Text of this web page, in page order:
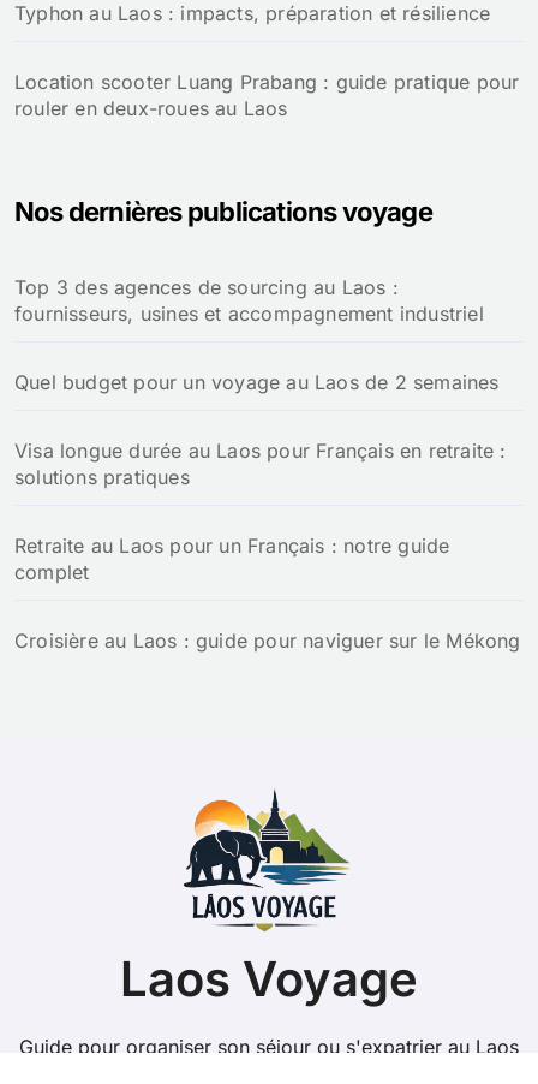
Typhon au Laos : impacts, préparation et résilience
Location scooter Luang Prabang : guide pratique pour
rouler en deux-roues au Laos
Nos dernières publications voyage
Top 3 des agences de sourcing au Laos :
fournisseurs, usines et accompagnement industriel
Quel budget pour un voyage au Laos de 2 semaines
Visa longue durée au Laos pour Français en retraite :
solutions pratiques
Retraite au Laos pour un Français : notre guide
complet
Croisière au Laos : guide pour naviguer sur le Mékong
Laos Voyage
Guide pour organiser son séjour ou s'expatrier au Laos